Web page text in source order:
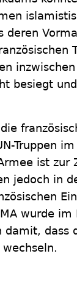
deren
besiegt
Truppen
ist
jedoch in
wurde
damit, dass
wechseln.